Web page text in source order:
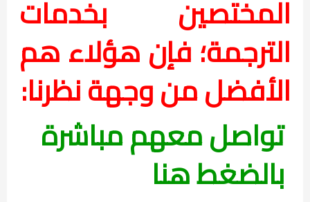
المختصين بخدمات
الترجمة؛ فإن هؤلاء هم
الأفضل من وجهة نظرنا:
تواصل معهم مباشرة
بالضغط هنا